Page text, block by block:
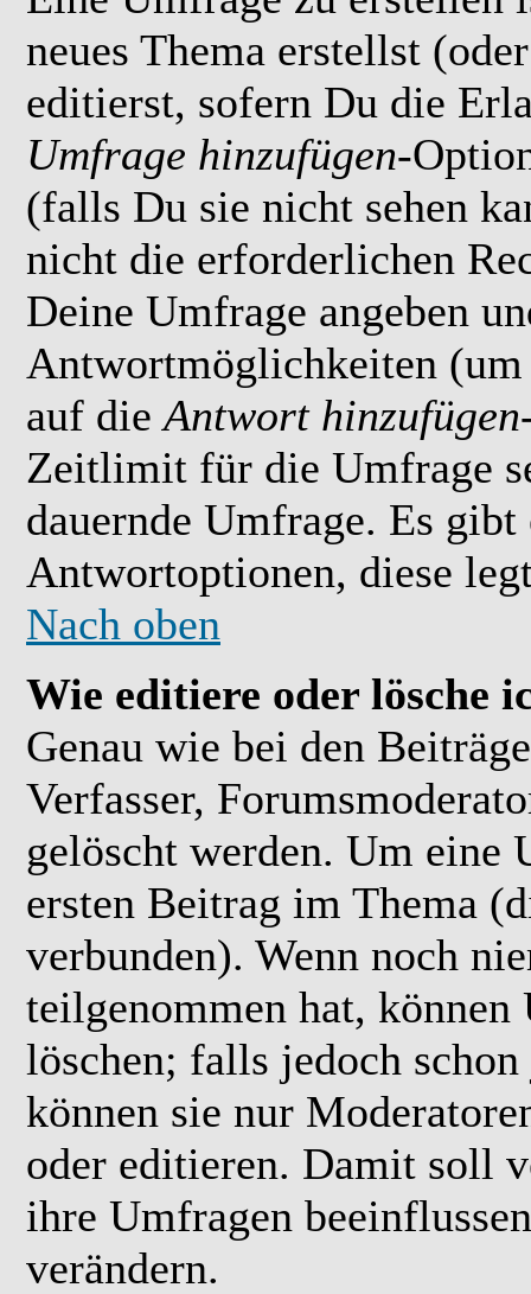
neues Thema erstellst
editierst, sofern Du die
Umfrage hinzufügen-
(falls Du sie nicht sehen
nicht die erforderlichen
Deine Umfrage angeben
Antwortmöglichkeiten
auf dieAntwort hinzufügen
Zeitlimit für die Umfrage
dauernde Umfrage. Es
Antwortoptionen, diese
Nach oben
Wie editiere oder lösche
Genau wie bei den
Verfasser,
gelöscht werden. Um eine
ersten Beitrag im Thema
verbunden). Wenn noch
teilgenommen hat,
löschen; falls jedoch
können sie nur
oder editieren. Damit soll
ihre Umfragen
verändern.